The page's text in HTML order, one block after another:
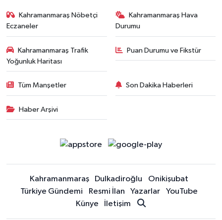
Kahramanmaraş Nöbetçi
Eczaneler
Kahramanmaraş Hava
Durumu
Kahramanmaraş Trafik
Yoğunluk Haritası
Puan Durumu ve Fikstür
Tüm Manşetler Son Dakika Haberleri
Haber Arşivi
Kahramanmaraş Dulkadiroğlu
Onikişubat
Türkiye Gündemi
Resmi İlan Yazarlar
YouTube
Künye
İletişim